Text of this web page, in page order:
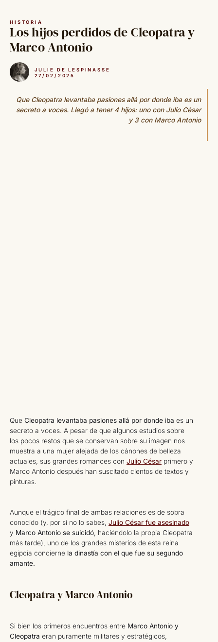
contenido
HISTORIA
Los hijos perdidos de Cleopatra y
Marco Antonio
JULIE DE LESPINASSE
27/02/2025
Que Cleopatra levantaba pasiones allá por donde iba es un
secreto a voces. Llegó a tener 4 hijos: uno con Julio César
y 3 con Marco Antonio
Que Cleopatra levantaba pasiones allá por donde iba es un
secreto a voces. A pesar de que algunos estudios sobre
los pocos restos que se conservan sobre su imagen nos
muestra a una mujer alejada de los cánones de belleza
actuales, sus grandes romances con Julio César primero y
Marco Antonio después han suscitado cientos de textos y
pinturas.
Aunque el trágico final de ambas relaciones es de sobra
conocido (y, por si no lo sabes, Julio César fue asesinado
y Marco Antonio se suicidó , haciéndolo la propia Cleopatra
más tarde), uno de los grandes misterios de esta reina
egipcia concierne la dinastía con el que fue su segundo
amante.
Cleopatra y Marco Antonio
Si bien los primeros encuentros entre Marco Antonio y
Cleopatra eran puramente militares y estratégicos,